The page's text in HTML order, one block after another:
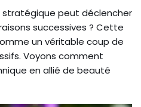
stratégique peut déclencher
successives ? Cette
un véritable coup de
Voyons comment
en allié de beauté